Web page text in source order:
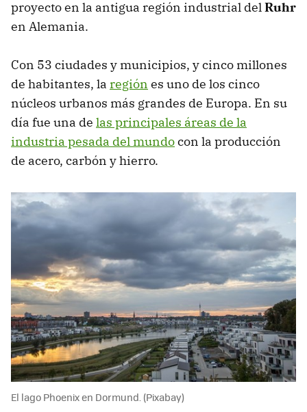
proyecto en la antigua región industrial delRuhr
en Alemania.
Con 53 ciudades y municipios, y cinco millones
de habitantes, la región es uno de los cinco
núcleos urbanos más grandes de Europa. En su
día fue una de las principales áreas de la
industria pesada del mundocon la producción
de acero, carbón y hierro.
El lago Phoenix en Dormund. (Pixabay)